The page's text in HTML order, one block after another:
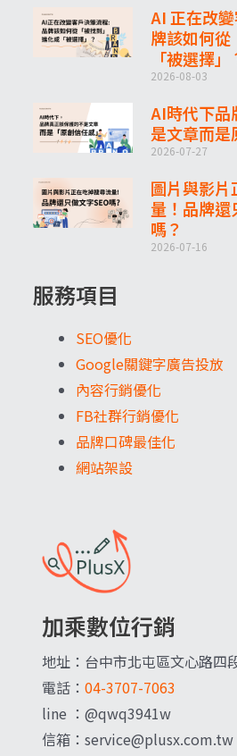
加乘數位行銷
地址：台中市北屯區文心路四
電話： 04-3707-7063
line ：@qwq3941w
信箱：service@plusx.com.tw
服務項目
SEO優化
Google關鍵字廣告投放
內容行銷優化
FB社群行銷優化
品牌口碑最佳化
網站架設
AI 正在改
牌該如何從
「被選擇」
2026-08-03
AI時代下品
是文章而是
2026-07-27
圖片與影
量！品牌還
嗎？
2026-07-16